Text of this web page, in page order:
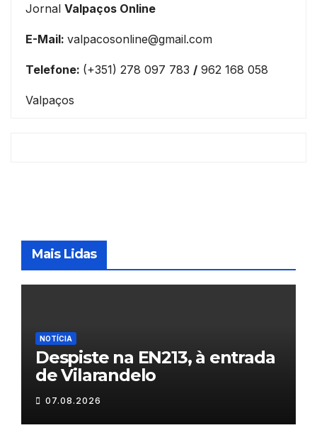
Jornal Valpaços Online
E-Mail: valpacosonline@gmail.com
Telefone: (+351) 278 097 783 / 962 168 058
Valpaços
Mais Lidas
NOTÍCIA
Despiste na EN213, à entrada
de Vilarandelo
07.08.2026